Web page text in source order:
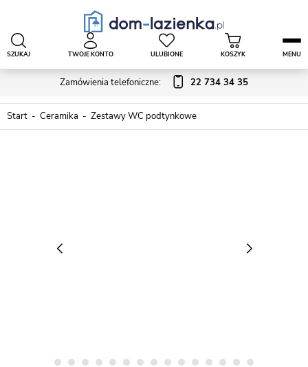
Zamówienia telefoniczne: 22 734 34 35
SZUKAJ TWOJE KONTO ULUBIONE KOSZYK MENU
Start Ceramika Zestawy WC podtynkowe